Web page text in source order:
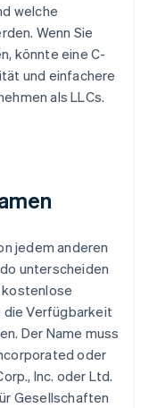
welche
Wenn Sie
könnte eine C-
und einfachere
als LLCs.
jedem anderen
unterscheiden
die Verfügbarkeit
Der Name muss
oder
Inc. oder Ltd.
Gesellschaften